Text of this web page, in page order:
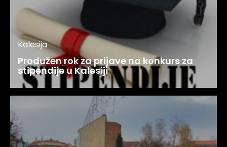
Kalesija
Produžen rok za prijave na konkurs za
stipendije u Kalesiji